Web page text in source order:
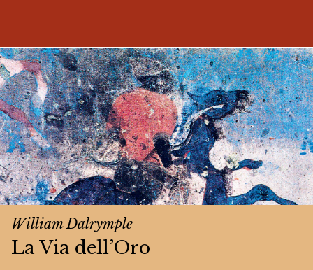
William Dalrymple
La Via dell’Oro